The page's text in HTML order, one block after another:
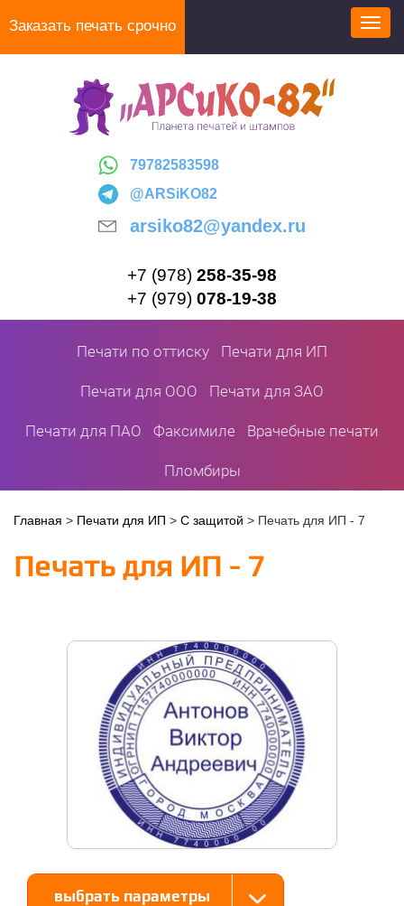
Заказать печать срочно
79782583598
@ARSiKO82
arsiko82@yandex.ru
+7 (978) 258-35-98
+7 (979) 078-19-38
Печати по оттиску Печати для ИП
Печати для ООО Печати для ЗАО
Печати для ПАО Факсимиле Врачебные печати
Пломбиры
Вы
здесь
Главная > Печати для ИП > С защитой > Печать для ИП - 7
Печать для ИП - 7
выбрать параметры